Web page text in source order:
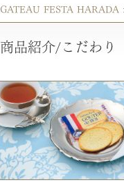
GATEAU FESTA HARADA
商品紹介/こだわり